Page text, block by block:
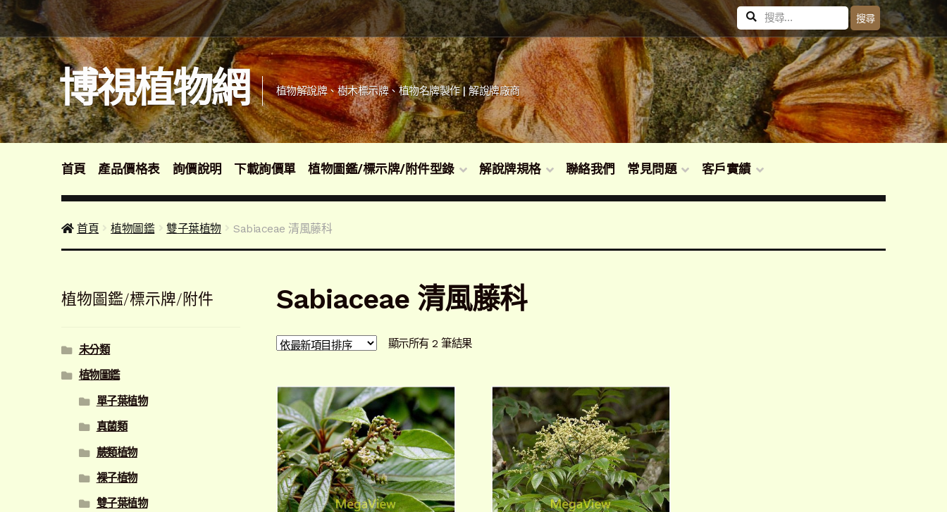
跳
至
導
覽
列
跳
至
主
要
內
容
搜
尋
關
鍵
字:
搜尋
博視植物網 植物解說牌、樹木標示牌、植物名牌製作 | 解說牌廠商
首頁 產品價格表 詢價說明 下載詢價單 植物圖鑑/標示牌/附件型錄 解說牌規格 聯絡我們 常見問題 客戶實績
首頁 植物圖鑑 雙子葉植物 Sabiaceae 清風藤科
Sabiaceae 清風藤科
顯示所有 2 筆結果依
植物圖鑑/標示牌/附件
未分類
植物圖鑑
單子葉植物
真菌類
蕨類植物
裸子植物
雙子葉植物